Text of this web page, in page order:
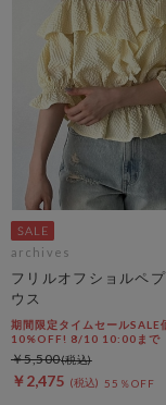
archives
フリルオフショルペ
ウス
期間限定タイムセールSALE
10%OFF! 8/10 10:00まで
￥2,475 55％OFF
￥5,500